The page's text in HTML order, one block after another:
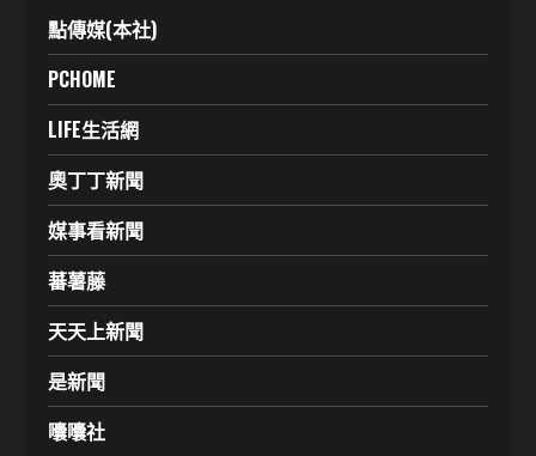
點傳媒(本社)
PCHOME
LIFE生活網
奧丁丁新聞
媒事看新聞
蕃薯藤
天天上新聞
是新聞
囔囔社